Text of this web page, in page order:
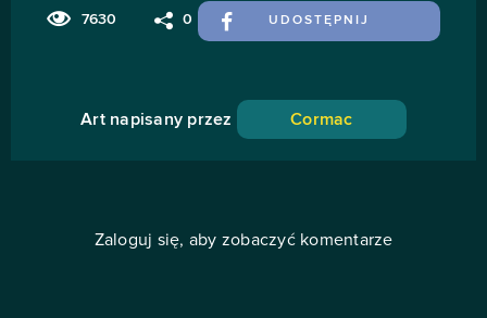
7630 0 UDOSTĘPNIJ
Art napisany przez Cormac
Zaloguj się, aby zobaczyć komentarze